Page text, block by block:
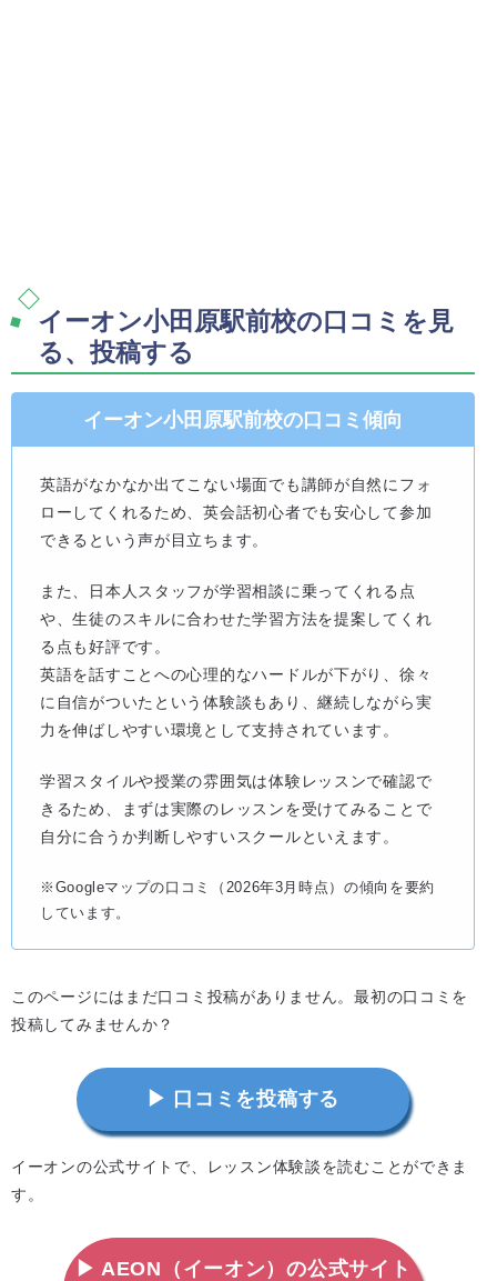
イーオン小田原駅前校の口コミを見
る、投稿する
イーオン小田原駅前校の口コミ傾向
英語がなかなか出てこない場面でも講師が自然にフォ
ローしてくれるため、英会話初心者でも安心して参加
できるという声が目立ちます。
また、日本人スタッフが学習相談に乗ってくれる点
や、生徒のスキルに合わせた学習方法を提案してくれ
る点も好評です。
英語を話すことへの心理的なハードルが下がり、徐々
に自信がついたという体験談もあり、継続しながら実
力を伸ばしやすい環境として支持されています。
学習スタイルや授業の雰囲気は体験レッスンで確認で
きるため、まずは実際のレッスンを受けてみることで
自分に合うか判断しやすいスクールといえます。
※Googleマップの口コミ（2026年3月時点）の傾向を要約
しています。
このページにはまだ口コミ投稿がありません。最初の口コミを
投稿してみませんか？
▶ 口コミを投稿する
イーオンの公式サイトで、レッスン体験談を読むことができま
す。
▶ AEON（イーオン）の公式サイト